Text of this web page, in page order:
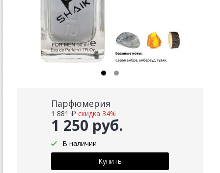
Парфюмерия
1 250 руб.
1 881 ₽ скидка 34%
В наличии